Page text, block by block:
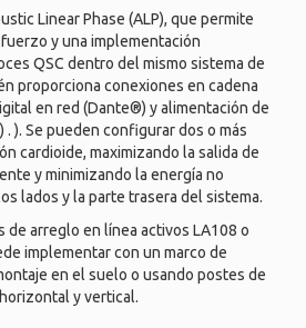
Linear Phase (ALP), que permite
y una implementación
QSC dentro del mismo sistema de
proporciona conexiones en cadena
en red (Dante®) y alimentación de
. ). Se pueden configurar dos o más
cardioide, maximizando la salida de
y minimizando la energía no
lados y la parte trasera del sistema.
de arreglo en línea activos LA108 o
implementar con un marco de
en el suelo o usando postes de
y vertical.